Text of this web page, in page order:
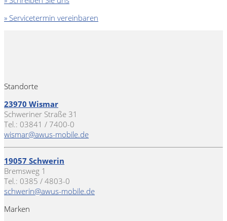
» Servicetermin vereinbaren
Standorte
23970 Wismar
Schweriner Straße 31
Tel.: 03841 / 7400-0
wismar@awus-mobile.de
19057 Schwerin
Bremsweg 1
Tel.: 0385 / 4803-0
schwerin@awus-mobile.de
Marken